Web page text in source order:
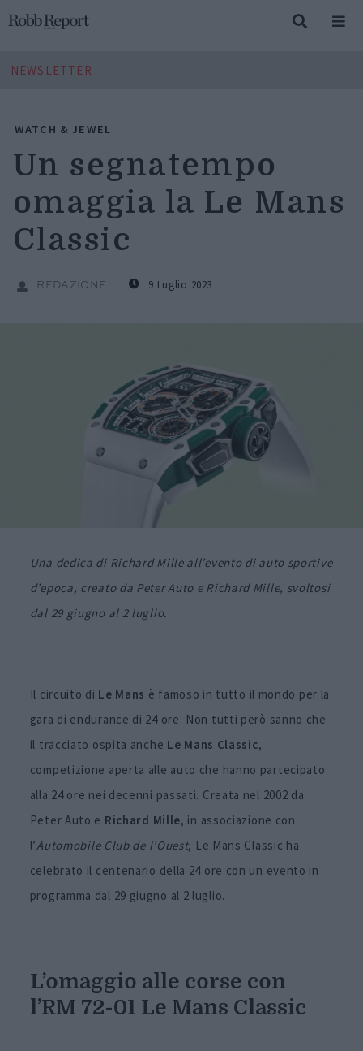
NEWSLETTER
WATCH & JEWEL
Un segnatempo
omaggia la Le Mans
Classic
REDAZIONE 9 Luglio 2023
Una dedica di Richard Mille all’evento di auto sportive
d’epoca, creato da Peter Auto e Richard Mille, svoltosi
dal 29 giugno al 2 luglio.
Il circuito di Le Mans è famoso in tutto il mondo per la
gara di endurance di 24 ore. Non tutti però sanno che
il tracciato ospita anche Le Mans Classic,
competizione aperta alle auto che hanno partecipato
alla 24 ore nei decenni passati. Creata nel 2002 da
Peter Auto e Richard Mille, in associazione con
l’Automobile Club de l’Ouest, Le Mans Classic ha
celebrato il centenario della 24 ore con un evento in
programma dal 29 giugno al 2 luglio.
L’omaggio alle corse con
l’RM 72-01 Le Mans Classic